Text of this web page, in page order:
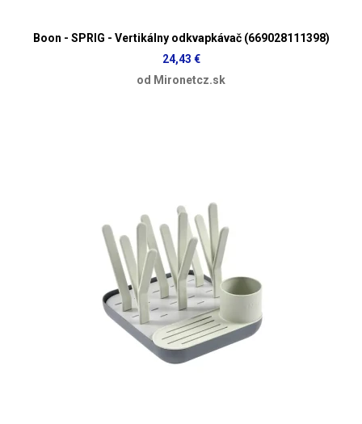
Boon - SPRIG - Vertikálny odkvapkávač (669028111398)
24,43 €
od Mironetcz.sk